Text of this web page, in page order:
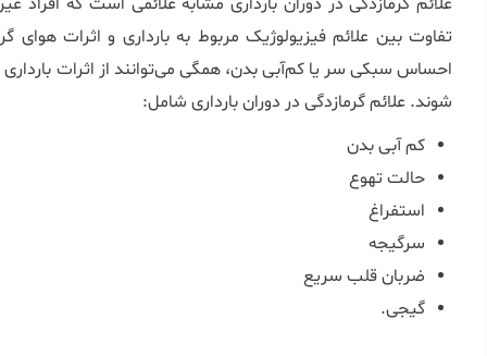
تفاوت بین علائم فیزیولوژیک مربوط به بارداری و اثرات
احساس سبکی سر یا کم‌آبی بدن، همگی می‌توانند از اثرات بارداری
شوند. علائم گرمازدگی در دوران بارداری شامل:
کم آبی بدن
حالت تهوع
استفراغ
سرگیجه
ضربان قلب سریع
گیجی.